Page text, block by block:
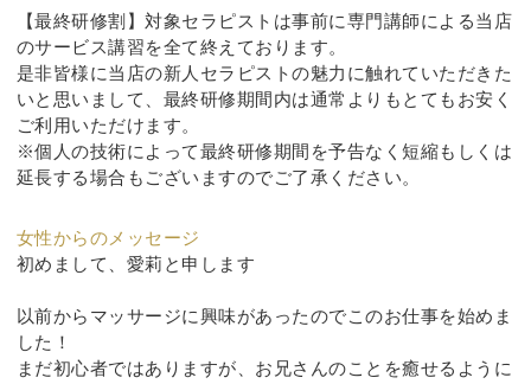
【最終研修割】対象セラピストは事前に専門講師による当店
のサービス講習を全て終えております。
是非皆様に当店の新人セラピストの魅力に触れていただきた
いと思いまして、最終研修期間内は通常よりもとてもお安く
ご利用いただけます。
※個人の技術によって最終研修期間を予告なく短縮もしくは
延長する場合もございますのでご了承ください。
女性からのメッセージ
初めまして、愛莉と申します
以前からマッサージに興味があったのでこのお仕事を始めま
した！
まだ初心者ではありますが、お兄さんのことを癒せるように